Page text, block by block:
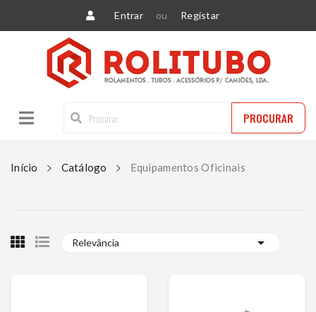
Entrar ou Registar
PROCURAR
Início Catálogo Equipamentos Oficinais
Relevância 